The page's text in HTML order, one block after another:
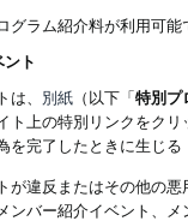
グラム紹介料が利用可能
ト
は、 別紙 （以下「特別プ
ト上の特別リンクをク
を完了したときに生じる
が違反またはその他の
ンバー紹介イベント、